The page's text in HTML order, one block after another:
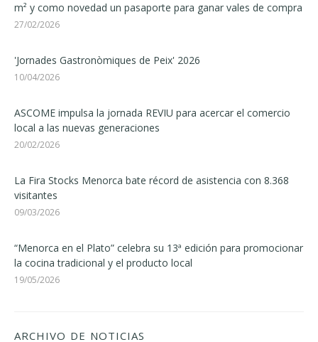
m² y como novedad un pasaporte para ganar vales de compra
27/02/2026
'Jornades Gastronòmiques de Peix' 2026
10/04/2026
ASCOME impulsa la jornada REVIU para acercar el comercio
local a las nuevas generaciones
20/02/2026
La Fira Stocks Menorca bate récord de asistencia con 8.368
visitantes
09/03/2026
“Menorca en el Plato” celebra su 13ª edición para promocionar
la cocina tradicional y el producto local
19/05/2026
ARCHIVO DE NOTICIAS